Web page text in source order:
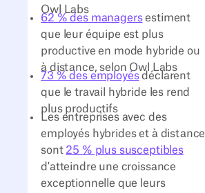
Owl Labs
62 % des managersestiment
que leur équipe est plus
productive en mode hybride ou
à distance, selon Owl Labs
73 % des employésdéclarent
que le travail hybride les rend
plus productifs
Les entreprises avec des
employés hybrides et à distance
sont 25 % plus susceptibles
d'atteindre une croissance
exceptionnelle que leurs